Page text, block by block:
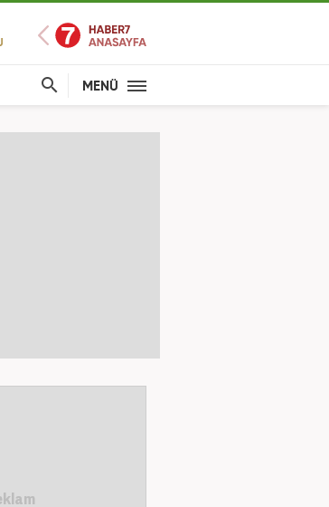
MENÜ